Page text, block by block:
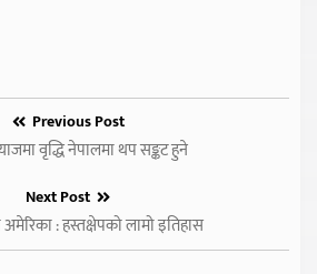
Previous Post
वृद्धि नेपालमा थप सङ्कट हुने
Next Post
: हस्तक्षेपको लामो इतिहास